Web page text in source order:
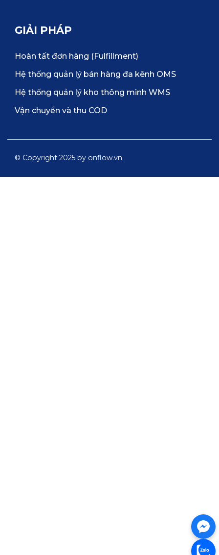
GIẢI PHÁP
Hoàn tất đơn hàng (Fulfillment)
Hệ thống quản lý bán hàng đa kênh OMS
Hệ thống quản lý kho thông minh WMS
Vận chuyển và thu COD
© Copyright 2025 by onflow.vn